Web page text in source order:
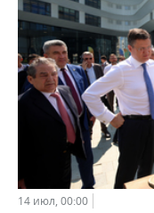
14 июл, 00:00